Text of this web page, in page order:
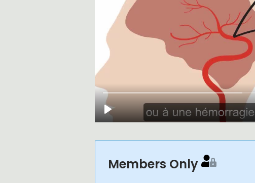
Members Only